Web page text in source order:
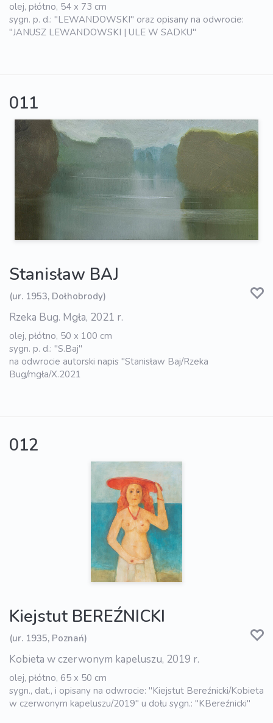
olej, płótno, 54 x 73 cm
sygn. p. d.: "LEWANDOWSKI" oraz opisany na odwrocie:
"JANUSZ LEWANDOWSKI | ULE W SADKU"
011
Stanisław BAJ
(ur. 1953, Dołhobrody)
Rzeka Bug. Mgła, 2021 r.
olej, płótno, 50 x 100 cm
sygn. p. d.: "S.Baj"
na odwrocie autorski napis "Stanisław Baj/Rzeka
Bug/mgła/X.2021
012
Kiejstut BEREŹNICKI
(ur. 1935, Poznań)
Kobieta w czerwonym kapeluszu, 2019 r.
olej, płótno, 65 x 50 cm
sygn., dat., i opisany na odwrocie: "Kiejstut Bereźnicki/Kobieta
w czerwonym kapeluszu/2019" u dołu sygn.: "KBereźnicki"